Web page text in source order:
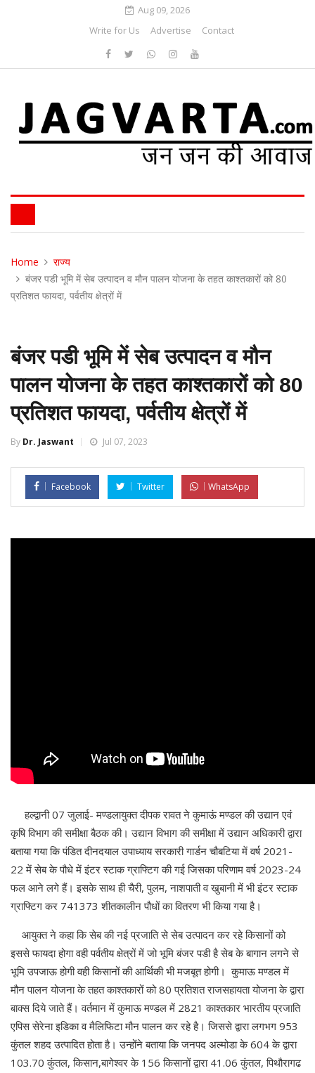
Aug 09, 2026
Write for Us
Advertise Contact
Home
राज्य
बंजर पडी भूमि में सेब उत्पादन व मौन पालन योजना के तहत काश्तकारों को 80
प्रतिशत फायदा, पर्वतीय क्षेत्रों में
बंजर पडी भूमि में सेब उत्पादन व मौन
पालन योजना के तहत काश्तकारों को 80
प्रतिशत फायदा, पर्वतीय क्षेत्रों में
By Dr. Jaswant Jul 07, 2023
Facebook Twitter WhatsApp
हल्द्वानी 07 जुलाई- मण्डलायुक्त दीपक रावत ने कुमाऊं मण्डल की उद्यान एवं
कृषि विभाग की समीक्षा बैठक की। उद्यान विभाग की समीक्षा में उद्यान अधिकारी द्वारा
बताया गया कि पंडित दीनदयाल उपाध्याय सरकारी गार्डन चौबटिया में वर्ष 2021-
22 में सेब के पौधे में इंटर स्टाक ग्राफ्टिग की गई जिसका परिणाम वर्ष 2023-24
फल आने लगे हैं। इसके साथ ही चैरी, पुलम, नाशपाती व खुबानी में भी इंटर स्टाक
ग्राफ्टिग कर 741373 शीतकालीन पौधों का वितरण भी किया गया है।
आयुक्त ने कहा कि सेब की नई प्रजाति से सेब उत्पादन कर रहे किसानों को
इससे फायदा होगा वही पर्वतीय क्षेत्रों में जो भूमि बंजर पडी है सेब के बागान लगने से
भूमि उपजाऊ होगी वही किसानों की आर्थिकी भी मजबूत होगी। कुमाऊ मण्डल में
मौन पालन योजना के तहत काश्तकारों को 80 प्रतिशत राजसहायता योजना के द्वारा
बाक्स दिये जाते हैं। वर्तमान में कुमाऊ मण्डल में 2821 काश्तकार भारतीय प्रजाति
एपिस सेरेना इडिका व मैलिफिटा मौन पालन कर रहे है। जिससे द्वारा लगभग 953
कुंतल शहद उत्पादित होता है। उन्होंने बताया कि जनपद अल्मोडा के 604 के द्वारा
103.70 कुंतल, किसान,बागेश्वर के 156 किसानों द्वारा 41.06 कुंतल, पिथौरागढ